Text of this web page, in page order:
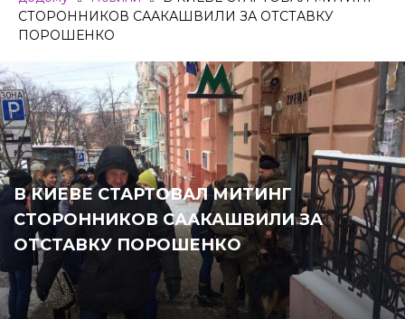
СТОРОННИКОВ СААКАШВИЛИ ЗА ОТСТАВКУ
ПОРОШЕНКО
В КИЕВЕ СТАРТОВАЛ МИТИНГ
СТОРОННИКОВ СААКАШВИЛИ ЗА
ОТСТАВКУ ПОРОШЕНКО